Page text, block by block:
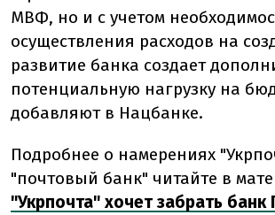
МВФ, но и с учетом
осуществления расходов на
развитие банка создает
потенциальную нагрузку на
добавляют в Нацбанке.
Подробнее о намерениях
"почтовый банк" читайте в
"Укрпочта" хочет забрать банк